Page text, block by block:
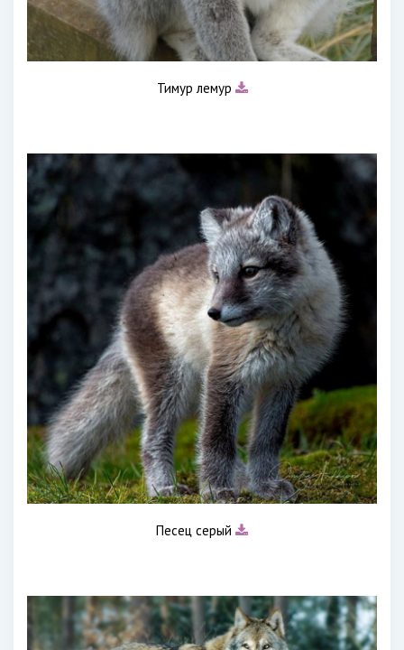
Тимур лемур
Песец серый